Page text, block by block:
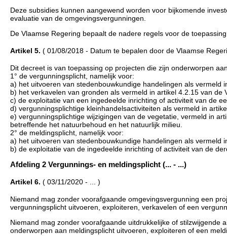
Deze subsidies kunnen aangewend worden voor bijkomende
evaluatie van de omgevingsvergunningen.
De Vlaamse Regering bepaalt de nadere regels voor de
Artikel 5. ( 01/08/2018 - Datum te bepalen door de Vlaamse
Dit decreet is van toepassing op projecten die zijn onderworpen
1° de vergunningsplicht, namelijk voor:
a) het uitvoeren van stedenbouwkundige handelingen als vermeld
b) het verkavelen van gronden als vermeld in artikel 4.2.15 van de
c) de exploitatie van een ingedeelde inrichting of activiteit van de
d) vergunningsplichtige kleinhandelsactiviteiten als vermeld in
e) vergunningsplichtige wijzigingen van de vegetatie, vermeld in
betreffende het natuurbehoud en het natuurlijk milieu.
2° de meldingsplicht, namelijk voor:
a) het uitvoeren van stedenbouwkundige handelingen als vermeld
b) de exploitatie van de ingedeelde inrichting of activiteit van de
Afdeling 2 Vergunnings- en meldingsplicht (... - ...)
Artikel 6. ( 03/11/2020 - ... )
Niemand mag zonder voorafgaande omgevingsvergunning een
vergunningsplicht uitvoeren, exploiteren, verkavelen of een
Niemand mag zonder voorafgaande uitdrukkelijke of
onderworpen aan meldingsplicht uitvoeren, exploiteren of een